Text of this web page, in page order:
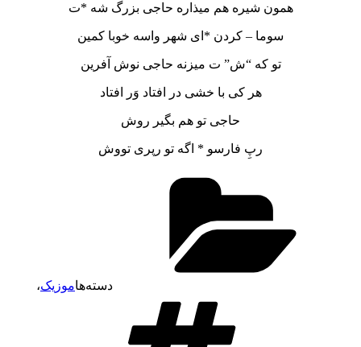
همون شیره هم میذاره حاجی بزرگ شه *ت
سوما – کردن *ای شهر واسه خوبا کمین
تو که “ش” ت میزنه حاجی نوش آفرین
هر کی با خشی در افتاد وَر افتاد
حاجی تو هم بگیر روش
رپِ فارسو * اگه تو رپری تووش
دسته‌هاموزیک،